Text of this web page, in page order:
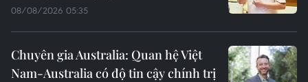
08/08/2026 05:35
Chuyên gia Australia: Quan hệ Việt
Nam-Australia có độ tin cậy chính trị